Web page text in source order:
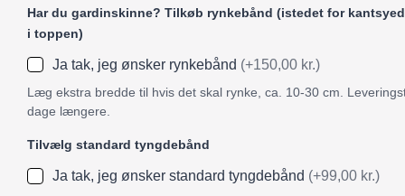
Har du gardinskinne? Tilkøb rynkebånd (istedet for
i toppen)
Ja tak, jeg ønsker rynkebånd (+150,00 kr.)
Læg ekstra bredde til hvis det skal rynke, ca. 10-30 cm.
dage længere.
Tilvælg standard tyngdebånd
Ja tak, jeg ønsker standard tyngdebånd (+99,00 kr.)